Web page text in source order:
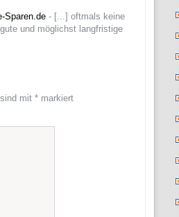
Sparen.de - [...] oftmals keine
und möglichst langfristige
mit * markiert